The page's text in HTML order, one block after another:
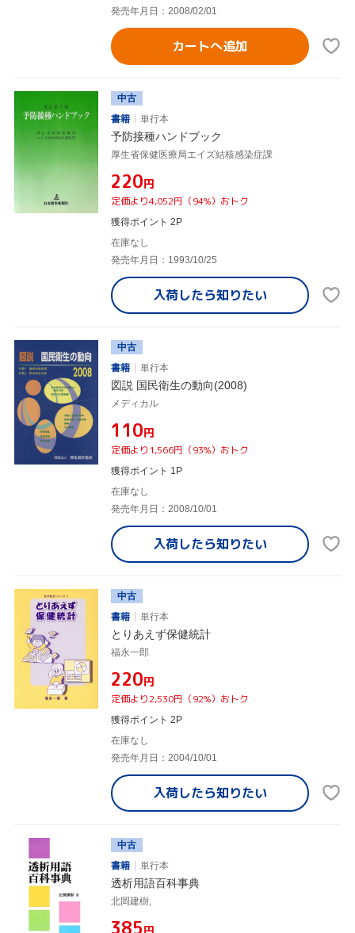
発売年月日：2008/02/01
カートへ追加
中古
書籍
単行本
予防接種ハンドブック
厚生省保健医療局エイズ結核感染症課
¥220円
定価より4,052円（94%）おトク
獲得ポイント 2P
在庫なし
発売年月日：1993/10/25
入荷したら知りたい
中古
書籍
単行本
図説 国民衛生の動向(2008)
メディカル
¥110円
定価より1,566円（93%）おトク
獲得ポイント 1P
在庫なし
発売年月日：2008/10/01
入荷したら知りたい
中古
書籍
単行本
とりあえず保健統計
福永一郎
¥220円
定価より2,530円（92%）おトク
獲得ポイント 2P
在庫なし
発売年月日：2004/10/01
入荷したら知りたい
中古
書籍
単行本
透析用語百科事典
北岡建樹,
¥385円